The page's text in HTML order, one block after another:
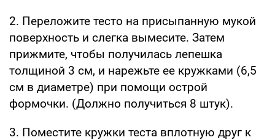
2. Переложите тесто на присыпанную мукой
поверхность и слегка вымесите. Затем
прижмите, чтобы получилась лепешка
толщиной 3 см, и нарежьте ее кружками (6,5
см в диаметре) при помощи острой
формочки. (Должно получиться 8 штук).
3. Поместите кружки теста вплотную друг к